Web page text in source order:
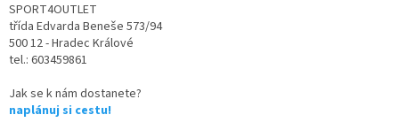
SPORT4OUTLET
třída Edvarda Beneše 573/94
500 12 - Hradec Králové
tel.: 603459861
Jak se k nám dostanete?
naplánuj si cestu!